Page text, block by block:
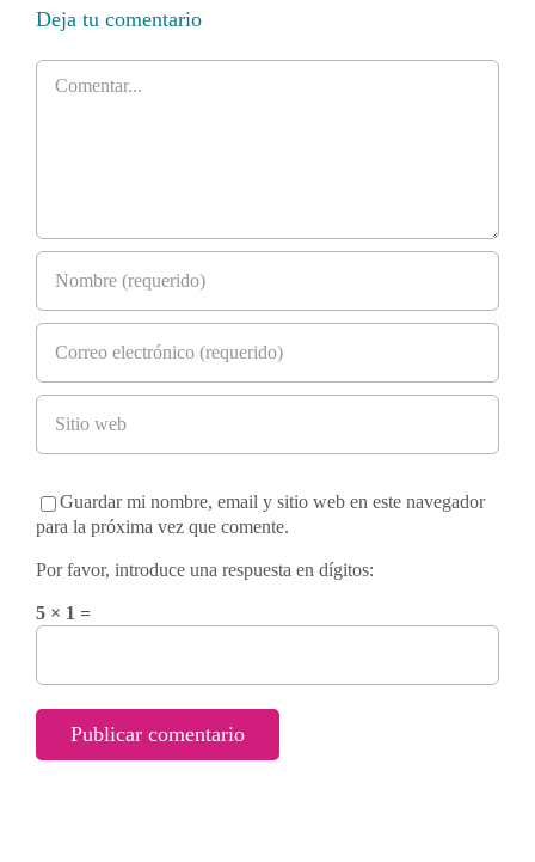
Deja tu comentario
Comentar
Guardar mi nombre, email y sitio web en este navegador
para la próxima vez que comente.
Por favor, introduce una respuesta en dígitos:
5 × 1 =